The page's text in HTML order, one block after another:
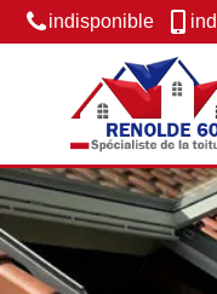
indisponible